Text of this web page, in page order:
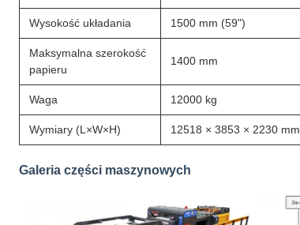
Wysokość układania 1500 mm (59")
Maksymalna szerokość
papieru
1400 mm
Waga 12000 kg
Wymiary (L×W×H) 12518 × 3853 × 2230 mm
Galeria części maszynowych